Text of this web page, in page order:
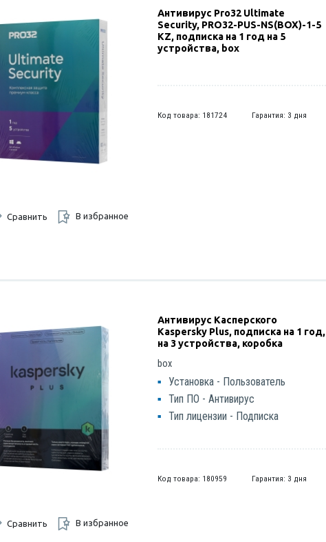
Сравнить В избранное
Антивирус Pro32 Ultimate
Security, PRO32-PUS-NS(BOX)-1-5
KZ, подписка на 1 год на 5
устройства, box
Код товара: 181724 Гарантия: 3 дня
Сравнить В избранное
Антивирус Касперского
Kaspersky Plus, подписка на 1 год,
на 3 устройства, коробка
box
Установка - Пользователь
Тип ПО - Антивирус
Тип лицензии - Подписка
Код товара: 180959 Гарантия: 3 дня